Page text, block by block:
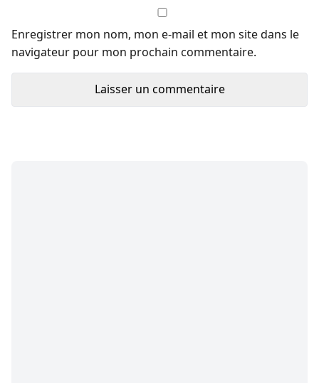
Enregistrer mon nom, mon e-mail et mon site dans le
navigateur pour mon prochain commentaire.